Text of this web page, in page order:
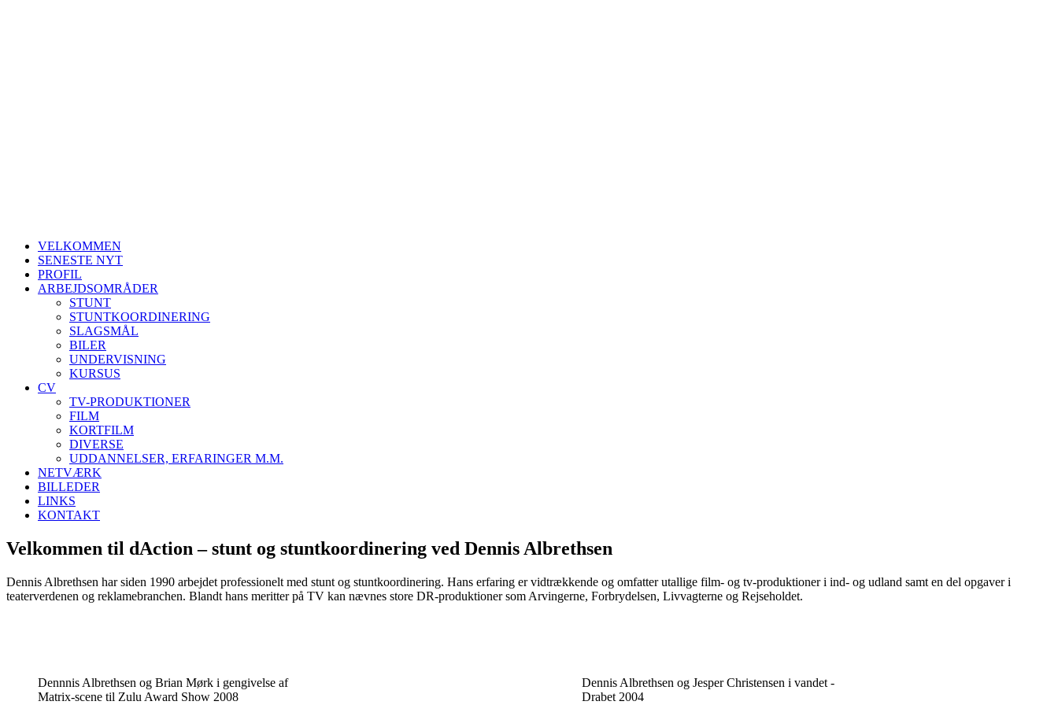
VELKOMMEN
SENESTE NYT
PROFIL
ARBEJDSOMRÅDER
STUNT
STUNTKOORDINERING
SLAGSMÅL
BILER
UNDERVISNING
KURSUS
CV
TV-PRODUKTIONER
FILM
KORTFILM
DIVERSE
UDDANNELSER, ERFARINGER M.M.
NETVÆRK
BILLEDER
LINKS
KONTAKT
Velkommen til dAction – stunt og stuntkoordinering ved Dennis Albrethsen
Dennis Albrethsen har siden 1990 arbejdet professionelt med stunt og stuntkoordinering. Hans erfaring er vidtrækkende og omfatter utallige film- og tv-produktioner i ind- og udland samt en del opgaver i
teaterverdenen og reklamebranchen. Blandt hans meritter på TV kan nævnes store DR-produktioner som Arvingerne, Forbrydelsen, Livvagterne og Rejseholdet.
Dennnis Albrethsen og Brian Mørk i gengivelse af
Matrix-scene til Zulu Award Show 2008
Dennis Albrethsen og Jesper Christensen i vandet -
Drabet 2004